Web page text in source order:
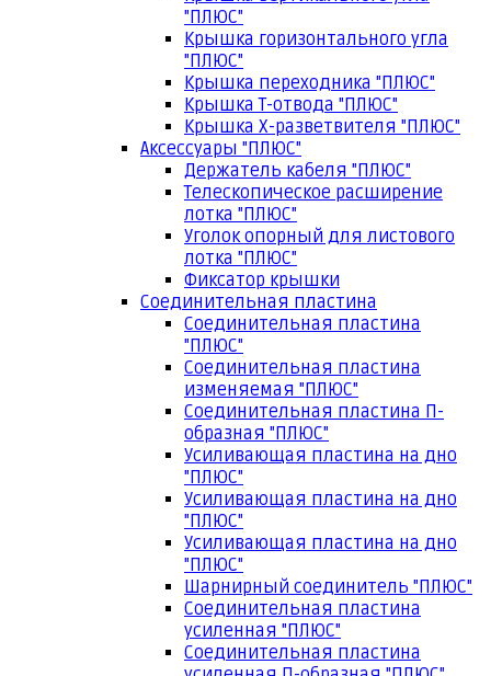
"ПЛЮС"
Крышка горизонтального угла
"ПЛЮС"
Крышка переходника "ПЛЮС"
Крышка Т-отвода "ПЛЮС"
Крышка Х-разветвителя "ПЛЮС"
Аксессуары "ПЛЮС"
Держатель кабеля "ПЛЮС"
Телескопическое расширение
лотка "ПЛЮС"
Уголок опорный для листового
лотка "ПЛЮС"
Фиксатор крышки
Соединительная пластина
Соединительная пластина
"ПЛЮС"
Соединительная пластина
изменяемая "ПЛЮС"
Соединительная пластина П-
образная "ПЛЮС"
Усиливающая пластина на дно
"ПЛЮС"
Усиливающая пластина на дно
"ПЛЮС"
Усиливающая пластина на дно
"ПЛЮС"
Шарнирный соединитель "ПЛЮС"
Соединительная пластина
усиленная "ПЛЮС"
Соединительная пластина